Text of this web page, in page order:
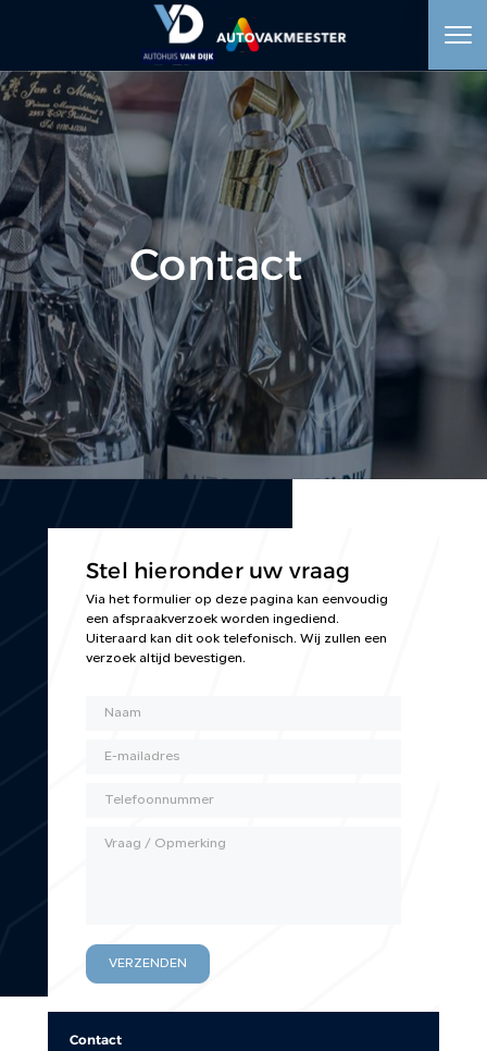
HOME
AANBOD
WERKPLAATS
DIENSTEN
OVER ONS
VERKOCHT
VACATURE
CONTACT
Contact
Stel hieronder uw vraag
Via het formulier op deze pagina kan eenvoudig
een afspraakverzoek worden ingediend.
Uiteraard kan dit ook telefonisch. Wij zullen een
verzoek altijd bevestigen.
VERZENDEN
Contact